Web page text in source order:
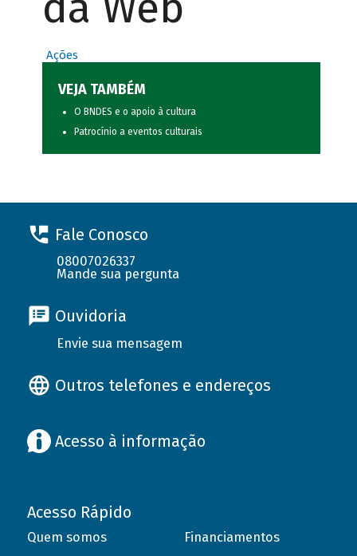
Ações
VEJA TAMBÉM
O BNDES e o apoio à cultura
Patrocínio a eventos culturais
Fale Conosco
08007026337
Mande sua pergunta
Ouvidoria
Envie sua mensagem
Outros telefones e endereços
Acesso à informação
Acesso Rápido
Quem somos
Financiamentos